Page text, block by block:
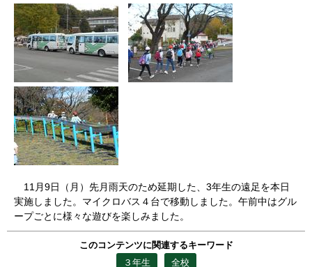
11月9日（月）先月雨天のため延期した、3年生の遠足を本日
実施しました。マイクロバス４台で移動しました。午前中はグル
ープごとに様々な遊びを楽しみました。
このコンテンツに関連するキーワード
３年生
全校